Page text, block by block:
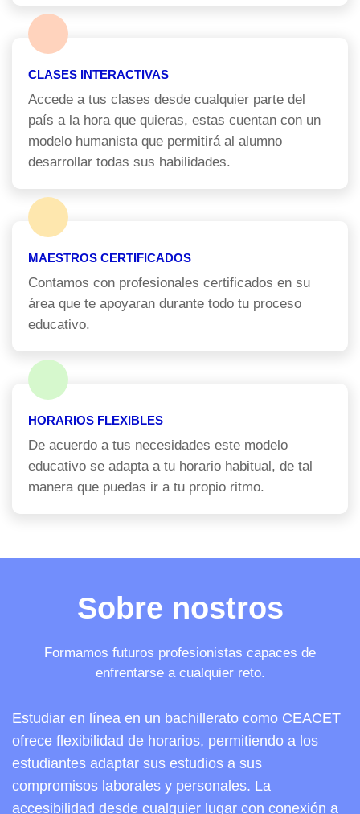
CLASES INTERACTIVAS
Accede a tus clases desde cualquier parte del
país a la hora que quieras, estas cuentan con un
modelo humanista que permitirá al alumno
desarrollar todas sus habilidades.
MAESTROS CERTIFICADOS
Contamos con profesionales certificados en su
área que te apoyaran durante todo tu proceso
educativo.
HORARIOS FLEXIBLES
De acuerdo a tus necesidades este modelo
educativo se adapta a tu horario habitual, de tal
manera que puedas ir a tu propio ritmo.
Sobre nostros
Formamos futuros profesionistas capaces de
enfrentarse a cualquier reto.
Estudiar en línea en un bachillerato como CEACET
ofrece flexibilidad de horarios, permitiendo a los
estudiantes adaptar sus estudios a sus
compromisos laborales y personales. La
accesibilidad desde cualquier lugar con conexión a